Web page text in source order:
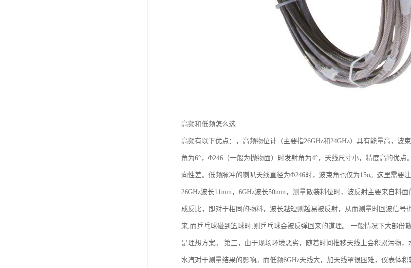
高频和低频怎么选
高频有以下优点：，高频物位计（主要指26GHz和24GHz）具有能量高，
角为6°，Φ246（一般为抛物面）时发射角为4°，天线尺寸小，精度高的优
向性差。低频脉冲的喇叭天线直径为Φ246时，波束角也仅为15o。这里需要
26GHz波长11mm，6GHz波长50mm，测量散装料位时，波反射主要来自料
成反比，即对于相同的物料，波长越短则越易被反射，从而测量时回波信号
来,而乒乓球碰到篮球时,则乒乓球会被反弹回来的道理。 一般情况下大部份
是理想方案。 第三，由于现场环境恶劣，随着时间推移天线上会积累污物，
水汽对于测量结果的影响。而低频6GHz天线大，加天线罩很困难，仪表体